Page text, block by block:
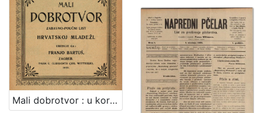
Mali dobrotvor : u korist zagrebačkoga društva "Dobrotvor", koje odijeva i obuva ubogu mladež zagrebačkih pučkih škola bez razlike vjere i zavičajnosti / urednik Franjo Bartuš